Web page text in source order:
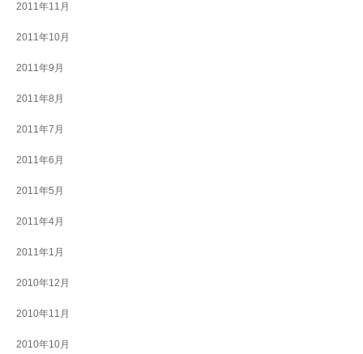
2011年11月
2011年10月
2011年9月
2011年8月
2011年7月
2011年6月
2011年5月
2011年4月
2011年1月
2010年12月
2010年11月
2010年10月